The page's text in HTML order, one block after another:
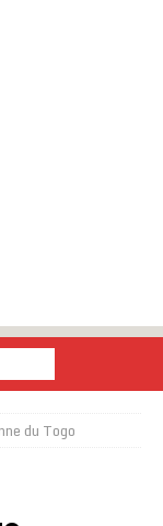
du Togo